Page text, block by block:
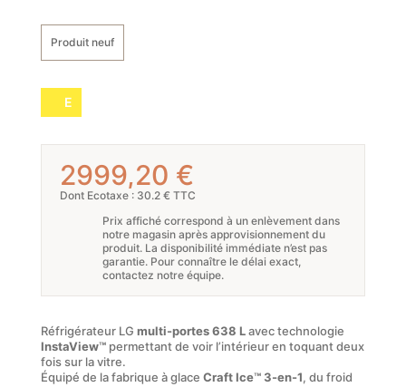
Produit neuf
E
2999,20 €
Dont Ecotaxe : 30.2 € TTC
Prix affiché correspond à un enlèvement dans
notre magasin après approvisionnement du
produit. La disponibilité immédiate n’est pas
garantie. Pour connaître le délai exact,
contactez notre équipe.
Réfrigérateur LG multi-portes 638 Lavec technologie
InstaView™permettant de voir l’intérieur en toquant deux
fois sur la vitre.
Équipé de la fabrique à glace Craft Ice™ 3-en-1, du froid